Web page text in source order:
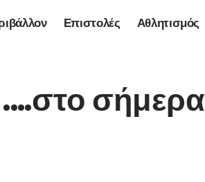
Επιστολές Αθλητισμός
σήμερα